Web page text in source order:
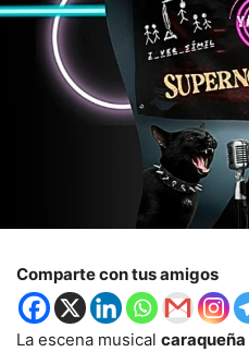
Comparte con tus amigos
La escena musical caraqueña